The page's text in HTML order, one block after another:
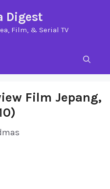
Digest
Film, & Serial TV
Film Jepang,